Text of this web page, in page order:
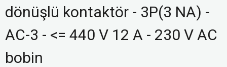
dönüşlü kontaktör - 3P(3 NA) -
AC-3 - <= 440 V 12 A - 230 V AC
bobin